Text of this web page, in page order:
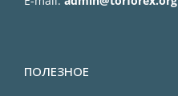
ПОЛЕЗНОЕ